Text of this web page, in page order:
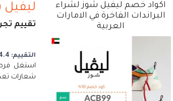
اكواد خصم ليفيل شوز لشراء
البراندات الفاخرة في الامارات
العربية
ليفيل
تقييم
التقييم: 4.4 على 5 من 5993 زائر
شعارات